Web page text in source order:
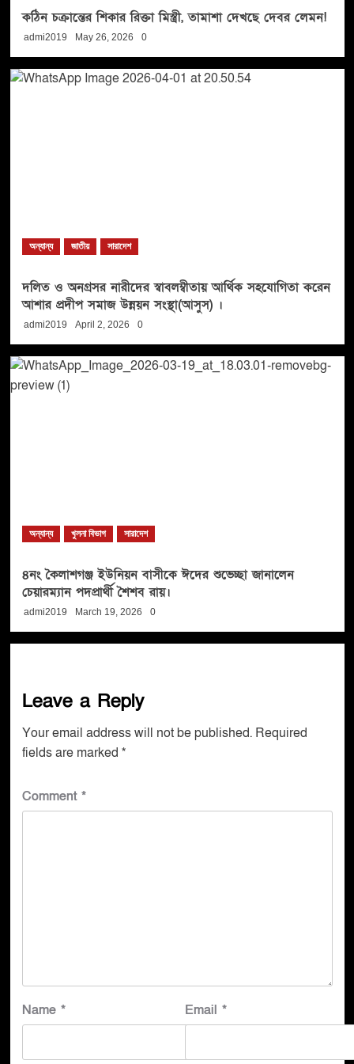
কঠিন চক্রান্তের শিকার রিক্তা মিস্ত্রী, তামাশা দেখছে দেবর লেমন!
admi2019 May 26, 2026 0
অন্যান্য জাতীয় সারাদেশ
দলিত ও অনগ্রসর নারীদের স্বাবলম্বীতায় আর্থিক সহযোগিতা করেন
আশার প্রদীপ সমাজ উন্নয়ন সংস্থা(আসুস) ।
admi2019 April 2, 2026 0
অন্যান্য খুলনা বিভাগ সারাদেশ
৪নং কৈলাশগঞ্জ ইউনিয়ন বাসীকে ঈদের শুভেচ্ছা জানালেন
চেয়ারম্যান পদপ্রার্থী শৈশব রায়।
admi2019 March 19, 2026 0
Leave a Reply
Your email address will not be published. Required
fields are marked *
Comment *
Name * Email *